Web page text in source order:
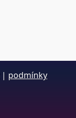
| podmínky